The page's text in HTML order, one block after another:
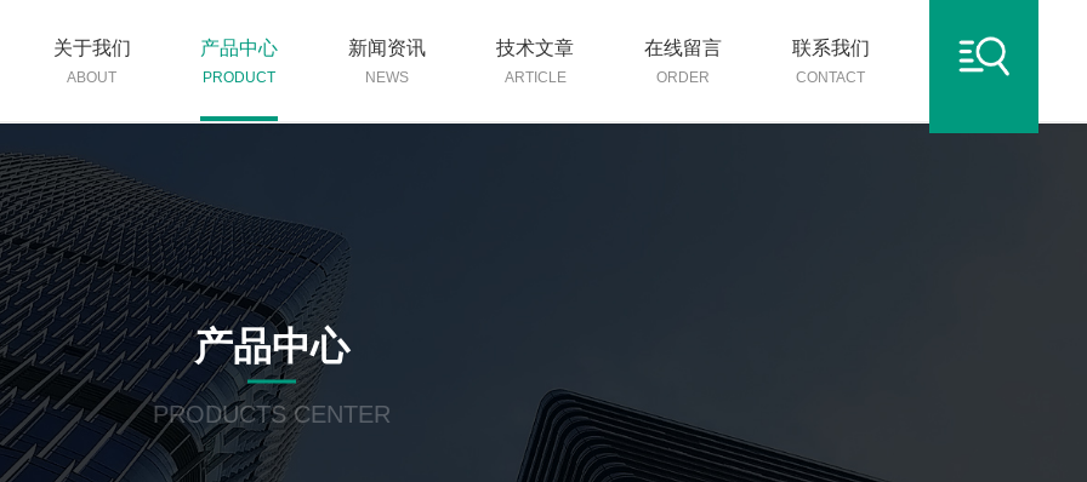
关于我们
ABOUT
产品中心
PRODUCT
新闻资讯
NEWS
技术文章
ARTICLE
在线留言
ORDER
联系我们
CONTACT
产品中心
PRODUCTS CENTER